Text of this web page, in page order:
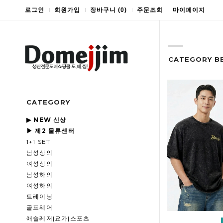
로그인 회원가입 장바구니 (0) 주문조회 마이페이지
CATEGORY
▶ NEW 신상
▶ 제2 물류센터
1+1 SET
남성상의
여성상의
남성하의
여성하의
트레이닝
골프웨어
애슬레저|요가|스포츠
CATEGORY